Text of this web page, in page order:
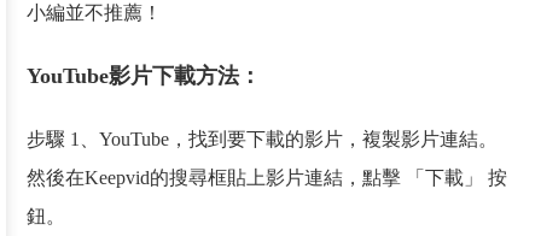
小編並不推薦！
YouTube影片下載方法：
步驟 1、YouTube，找到要下載的影片，複製影片連結。
然後在Keepvid的搜尋框貼上影片連結，點擊 「下載」 按
鈕。